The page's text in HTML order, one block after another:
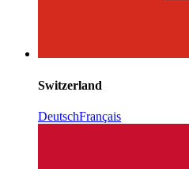
Switzerland
DeutschFrançais